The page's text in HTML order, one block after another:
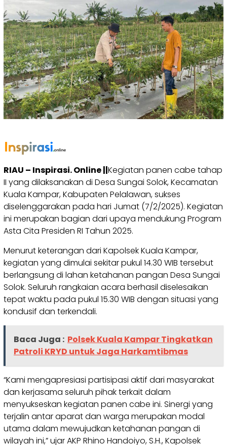
RIAU – Inspirasi. Online ||Kegiatan panen cabe tahap
II yang dilaksanakan di Desa Sungai Solok, Kecamatan
Kuala Kampar, Kabupaten Pelalawan, sukses
diselenggarakan pada hari Jumat (7/2/2025). Kegiatan
ini merupakan bagian dari upaya mendukung Program
Asta Cita Presiden RI Tahun 2025.
Menurut keterangan dari Kapolsek Kuala Kampar,
kegiatan yang dimulai sekitar pukul 14.30 WIB tersebut
berlangsung di lahan ketahanan pangan Desa Sungai
Solok. Seluruh rangkaian acara berhasil diselesaikan
tepat waktu pada pukul 15.30 WIB dengan situasi yang
kondusif dan terkendali.
Baca Juga : Polsek Kuala Kampar Tingkatkan
Patroli KRYD untuk Jaga Harkamtibmas
“Kami mengapresiasi partisipasi aktif dari masyarakat
dan kerjasama seluruh pihak terkait dalam
menyukseskan kegiatan panen cabe ini. Sinergi yang
terjalin antar aparat dan warga merupakan modal
utama dalam mewujudkan ketahanan pangan di
wilayah ini,” ujar AKP Rhino Handoiyo, S.H., Kapolsek